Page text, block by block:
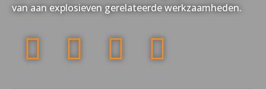
van aan explosieven gerelateerde werkzaamheden.